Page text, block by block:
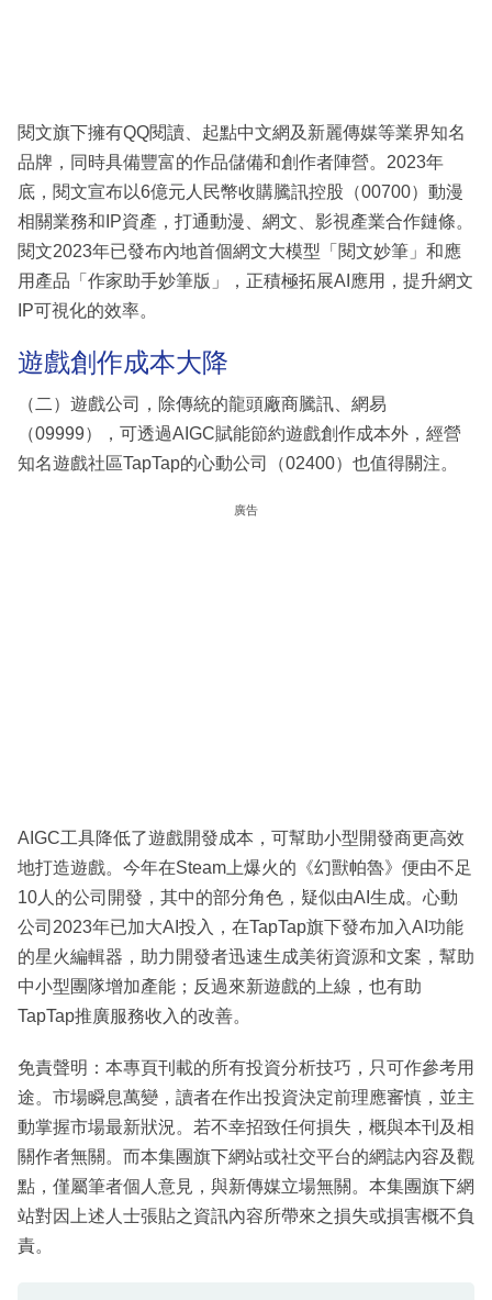
閱文旗下擁有QQ閱讀、起點中文網及新麗傳媒等業界知名
品牌，同時具備豐富的作品儲備和創作者陣營。2023年
底，閱文宣布以6億元人民幣收購騰訊控股（00700）動漫
相關業務和IP資產，打通動漫、網文、影視產業合作鏈條。
閱文2023年已發布內地首個網文大模型「閱文妙筆」和應
用產品「作家助手妙筆版」，正積極拓展AI應用，提升網文
IP可視化的效率。
遊戲創作成本大降
（二）遊戲公司，除傳統的龍頭廠商騰訊、網易
（09999），可透過AIGC賦能節約遊戲創作成本外，經營
知名遊戲社區TapTap的心動公司（02400）也值得關注。
廣告
AIGC工具降低了遊戲開發成本，可幫助小型開發商更高效
地打造遊戲。今年在Steam上爆火的《幻獸帕魯》便由不足
10人的公司開發，其中的部分角色，疑似由AI生成。心動
公司2023年已加大AI投入，在TapTap旗下發布加入AI功能
的星火編輯器，助力開發者迅速生成美術資源和文案，幫助
中小型團隊增加產能；反過來新遊戲的上線，也有助
TapTap推廣服務收入的改善。
免責聲明：本專頁刊載的所有投資分析技巧，只可作參考用
途。市場瞬息萬變，讀者在作出投資決定前理應審慎，並主
動掌握市場最新狀況。若不幸招致任何損失，概與本刊及相
關作者無關。而本集團旗下網站或社交平台的網誌內容及觀
點，僅屬筆者個人意見，與新傳媒立場無關。本集團旗下網
站對因上述人士張貼之資訊內容所帶來之損失或損害概不負
責。